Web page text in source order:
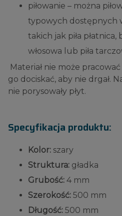
piłowanie – można
typowych dostępnych
takich jak piła
włosowa lub piła
Materiał nie może
go dociskać, aby nie drgał.
nie porysowały płyt.
Specyfikacja produktu:
Kolor: szary
Struktura: gładka
Grubość: 4 mm
Szerokość: 500 mm
Długość: 500 mm